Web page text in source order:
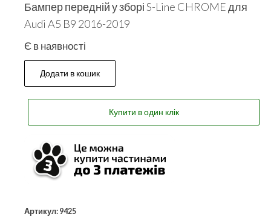
Бампер передній у зборі S-Line CHROME для
Audi A5 B9 2016-2019
Є в наявності
Додати в кошик
Купити в один клік
Артикул: 9425